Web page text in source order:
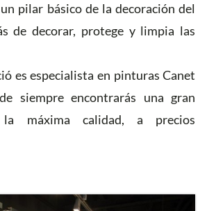
pilar básico de la decoración del
de decorar, protege y limpia las
es especialista en pinturas Canet
siempre encontrarás una gran
máxima calidad, a precios